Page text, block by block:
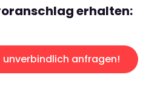
erhalten:
unverbindlich anfragen!